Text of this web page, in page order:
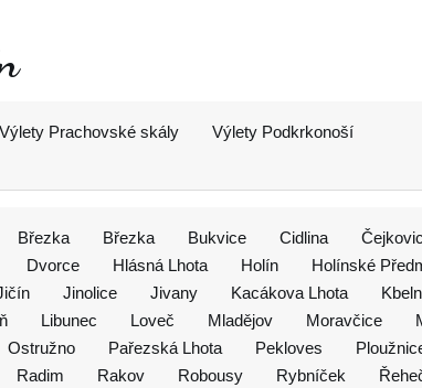
Výlety Prachovské skály
Výlety Podkrkonoší
Březka Březka Bukvice Cidlina
Dvorce Hlásná Lhota Holín
Holínské
Jinolice Jivany Kacákova Lhota
Libunec Loveč Mladějov Moravčice
Ostružno Pařezská Lhota Pekloves
Radim Rakov Robousy Rybníček